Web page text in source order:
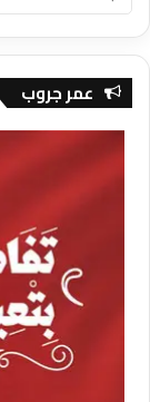
عمر جروب